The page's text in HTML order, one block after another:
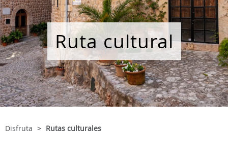
Ruta cultural
Disfruta Rutas culturales